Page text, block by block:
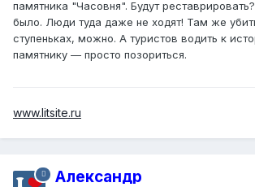
памятника "Часовня". Будут
было. Люди туда даже не ходят! Там же
ступеньках, можно. А туристов водить к
памятнику — просто позориться.
www.litsite.ru
Александр